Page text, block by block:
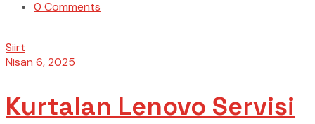
0 Comments
Siirt
Nisan 6, 2025
Kurtalan Lenovo Servisi